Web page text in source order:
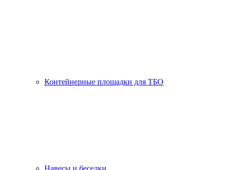
Контейнерные площадки для ТБО
Навесы и беседки